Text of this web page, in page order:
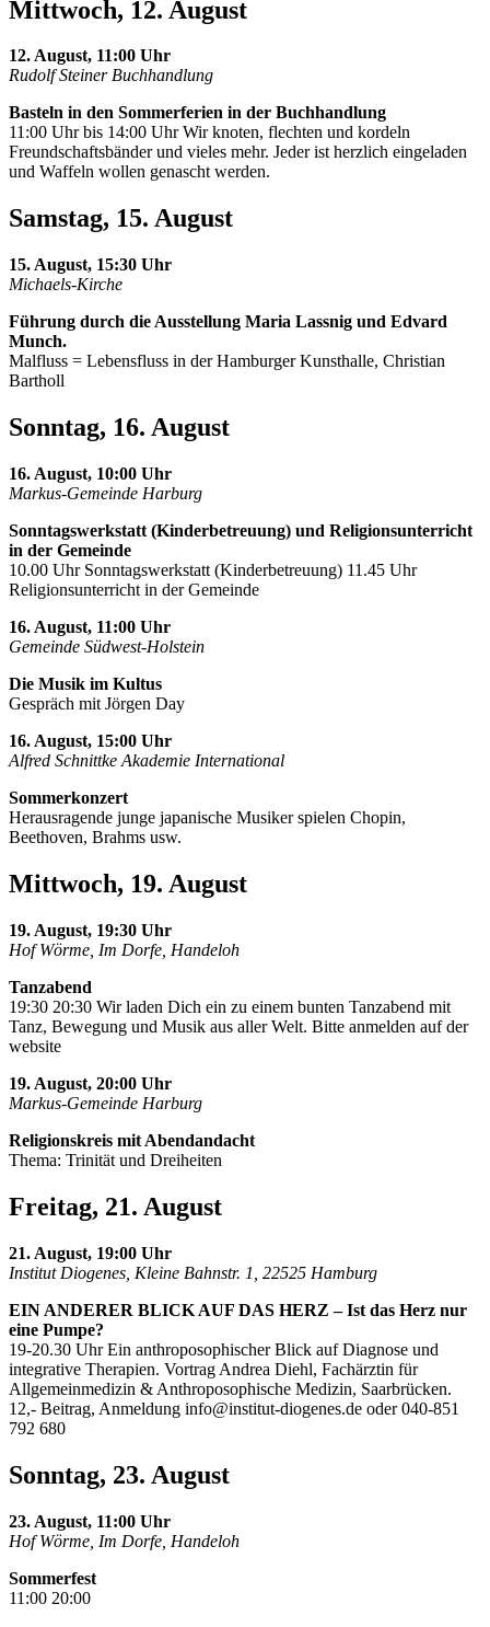
Mittwoch, 12. August
12. August, 11:00 Uhr
Rudolf Steiner Buchhandlung
Basteln in den Sommerferien in der Buchhandlung
11:00 Uhr bis 14:00 Uhr Wir knoten, flechten und kordeln
Freundschaftsbänder und vieles mehr. Jeder ist herzlich eingeladen
und Waffeln wollen genascht werden.
Samstag, 15. August
15. August, 15:30 Uhr
Michaels-Kirche
Führung durch die Ausstellung Maria Lassnig und Edvard
Munch.
Malfluss = Lebensfluss in der Hamburger Kunsthalle, Christian
Bartholl
Sonntag, 16. August
16. August, 10:00 Uhr
Markus-Gemeinde Harburg
Sonntagswerkstatt (Kinderbetreuung) und Religionsunterricht
in der Gemeinde
10.00 Uhr Sonntagswerkstatt (Kinderbetreuung) 11.45 Uhr
Religionsunterricht in der Gemeinde
16. August, 11:00 Uhr
Gemeinde Südwest-Holstein
Die Musik im Kultus
Gespräch mit Jörgen Day
16. August, 15:00 Uhr
Alfred Schnittke Akademie International
Sommerkonzert
Herausragende junge japanische Musiker spielen Chopin,
Beethoven, Brahms usw.
Mittwoch, 19. August
19. August, 19:30 Uhr
Hof Wörme, Im Dorfe, Handeloh
Tanzabend
19:30 20:30 Wir laden Dich ein zu einem bunten Tanzabend mit
Tanz, Bewegung und Musik aus aller Welt. Bitte anmelden auf der
website
19. August, 20:00 Uhr
Markus-Gemeinde Harburg
Religionskreis mit Abendandacht
Thema: Trinität und Dreiheiten
Freitag, 21. August
21. August, 19:00 Uhr
Institut Diogenes, Kleine Bahnstr. 1, 22525 Hamburg
EIN ANDERER BLICK AUF DAS HERZ – Ist das Herz nur
eine Pumpe?
19-20.30 Uhr Ein anthroposophischer Blick auf Diagnose und
integrative Therapien. Vortrag Andrea Diehl, Fachärztin für
Allgemeinmedizin & Anthroposophische Medizin, Saarbrücken.
12,- Beitrag, Anmeldung info@institut-diogenes.de oder 040-851
792 680
Sonntag, 23. August
23. August, 11:00 Uhr
Hof Wörme, Im Dorfe, Handeloh
Sommerfest
11:00 20:00